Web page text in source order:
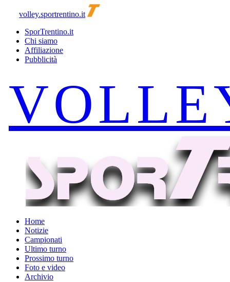
volley.sportrentino.it
SporTrentino.it
Chi siamo
Affiliazione
Pubblicità
Home
Notizie
Campionati
Ultimo turno
Prossimo turno
Foto e video
Archivio